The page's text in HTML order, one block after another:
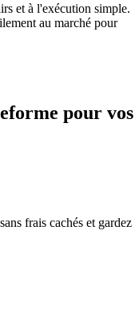
et à l'exécution simple.
au marché pour
pour vos
frais cachés et gardez